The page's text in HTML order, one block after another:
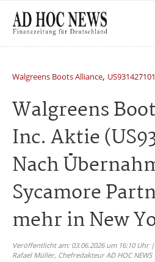
Walgreens Boots Alliance,
Walgreens
Inc. Aktie
Nach
Sycamore
mehr in New
Veröffentlicht am: 03.06.2026 um 16:10
Rafael Müller, Chefredakteur AD HOC NEWS